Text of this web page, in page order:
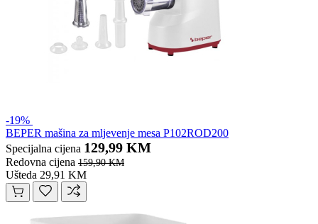
-19%
BEPER mašina za mljevenje mesa P102ROD200
Specijalna cijena 129,99 KM
Redovna cijena 159,90 KM
Ušteda 29,91 KM